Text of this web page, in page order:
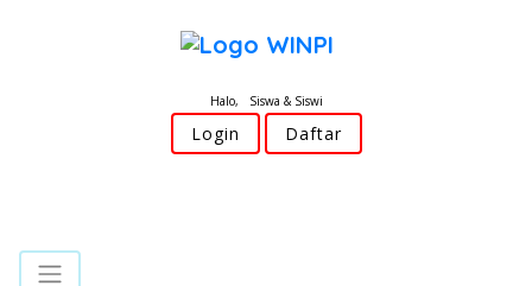
Halo, Siswa & Siswi
Login Daftar